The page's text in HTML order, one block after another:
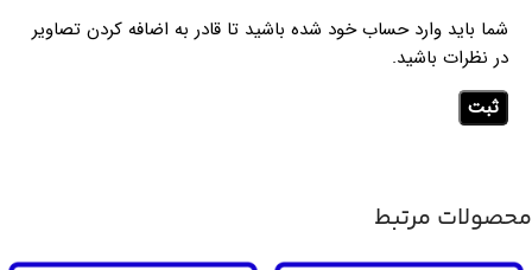
شما باید وارد حساب خود شده باشید تا قادر به اضافه کردن تصاویر
در نظرات باشید.
محصولات مرتبط